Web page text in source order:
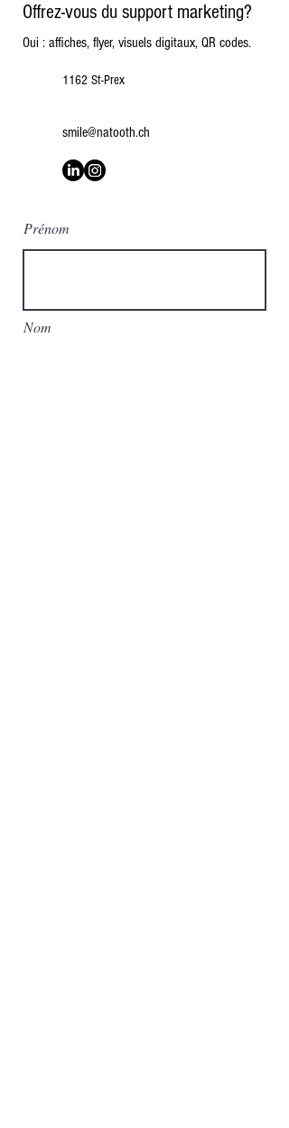
Offrez-vous du support marketing?
Oui : affiches, flyer, visuels digitaux, QR codes.
1162 St-Prex
smile@natooth.ch
Prénom
Nom